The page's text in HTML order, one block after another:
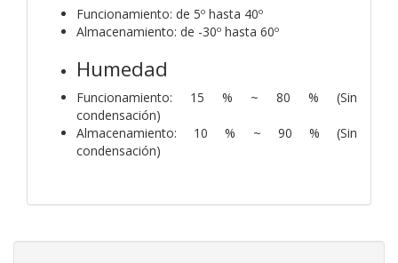
Funcionamiento: de 5º hasta 40º
Almacenamiento: de -30º hasta 60º
Humedad
Funcionamiento: 15 % ~ 80 % (Sin
condensación)
Almacenamiento: 10 % ~ 90 % (Sin
condensación)